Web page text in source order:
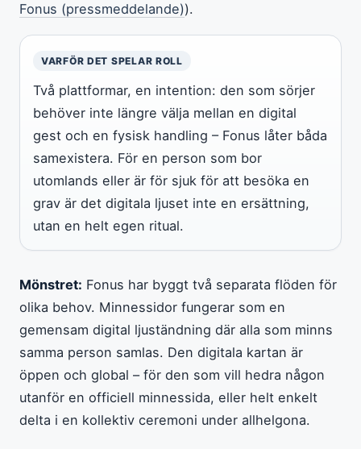
Fonus (pressmeddelande)).
VARFÖR DET SPELAR ROLL
Två plattformar, en intention: den som sörjer
behöver inte längre välja mellan en digital
gest och en fysisk handling – Fonus låter båda
samexistera. För en person som bor
utomlands eller är för sjuk för att besöka en
grav är det digitala ljuset inte en ersättning,
utan en helt egen ritual.
Mönstret: Fonus har byggt två separata flöden för
olika behov. Minnessidor fungerar som en
gemensam digital ljuständning där alla som minns
samma person samlas. Den digitala kartan är
öppen och global – för den som vill hedra någon
utanför en officiell minnessida, eller helt enkelt
delta i en kollektiv ceremoni under allhelgona.